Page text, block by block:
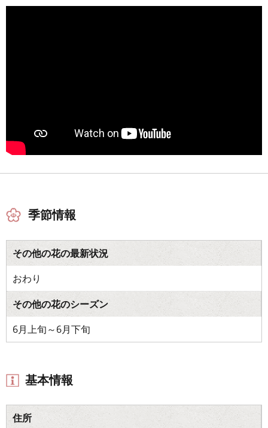
季節情報
その他の花の最新状況
おわり
その他の花のシーズン
6月上旬～6月下旬
基本情報
住所